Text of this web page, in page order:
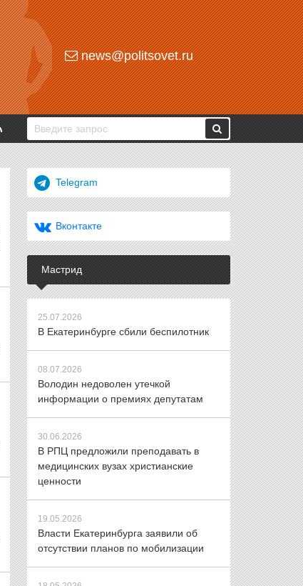
news@politsovet.ru
Telegram
Вконтакте
Мастрид
25.07.2026
В Екатеринбурге сбили беспилотник
08.07.2026
Володин недоволен утечкой
информации о премиях депутатам
30.06.2026
В РПЦ предложили преподавать в
медицинских вузах христианские
ценности
19.05.2026
Власти Екатеринбурга заявили об
отсутствии планов по мобилизации